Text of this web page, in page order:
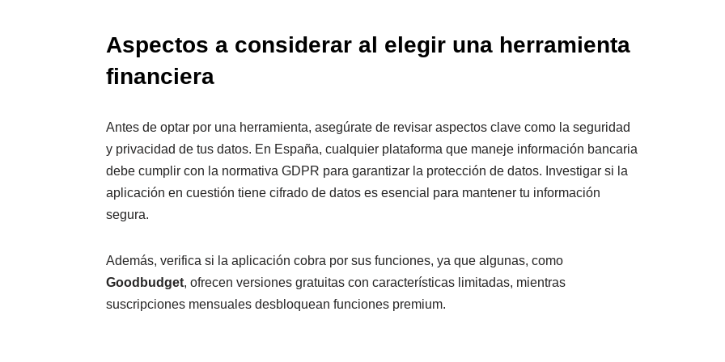
Aspectos a considerar al elegir una herramienta
financiera
Antes de optar por una herramienta, asegúrate de revisar aspectos clave como la seguridad
y privacidad de tus datos. En España, cualquier plataforma que maneje información bancaria
debe cumplir con la normativa GDPR para garantizar la protección de datos. Investigar si la
aplicación en cuestión tiene cifrado de datos es esencial para mantener tu información
segura.
Además, verifica si la aplicación cobra por sus funciones, ya que algunas, como
Goodbudget, ofrecen versiones gratuitas con características limitadas, mientras
suscripciones mensuales desbloquean funciones premium.